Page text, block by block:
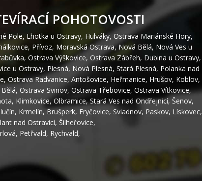
POHOTOVOSTI
Pole, Lhotka u Ostravy, Hulváky, Ostrava Mariánské Hory,
, Přívoz, Moravská Ostrava,Nová Bělá, Nová Ves u
, Ostrava Výškovice, Ostrava Zábřeh, Dubina u Ostravy,
u Ostravy, Plesná, Nová Plesná, Stará Plesná, Polanka nad
, Ostrava Radvanice, Antošovice, Heřmanice, Hrušov, Koblov,
, Ostrava Svinov, Ostrava Třebovice, Ostrava Vítkovice,
, Klimkovice,Olbramice,Stará Ves nad Ondřejnicí, Šenov,
, Krmelín,Brušperk, Fryčovice, Sviadnov, Paskov, Lískovec,
nad Ostravicí, Šilheřovice,
, Petřvald, Rychvald,